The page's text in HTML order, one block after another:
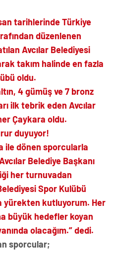
tarihlerinde Türkiye
düzenlenen
Avcılar Belediyesi
takım halinde en fazla
oldu.
4 gümüş ve 7 bronz
ilk tebrik eden Avcılar
Çaykara oldu.
duyuyor!
ile dönen sporcularla
Belediye Başkanı
her turnuvadan
Spor Kulübü
yürekten kutluyorum. Her
büyük hedefler koyan
olacağım.” dedi.
sporcular;